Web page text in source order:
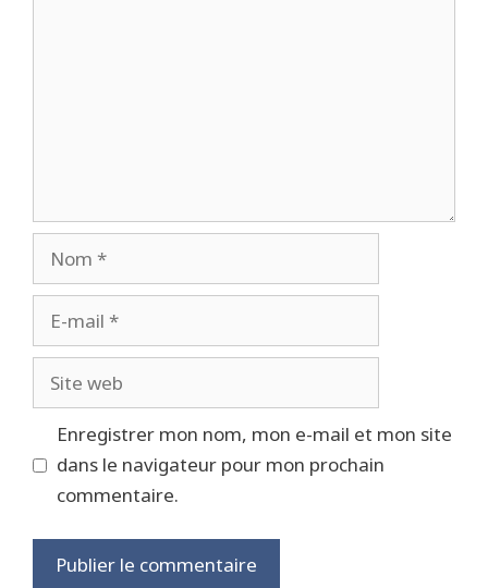
Nom
mail
Site
web
Enregistrer mon nom, mon e-mail et mon site
dans le navigateur pour mon prochain
commentaire.